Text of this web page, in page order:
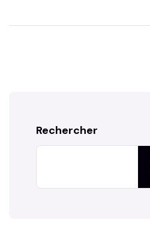
Rechercher